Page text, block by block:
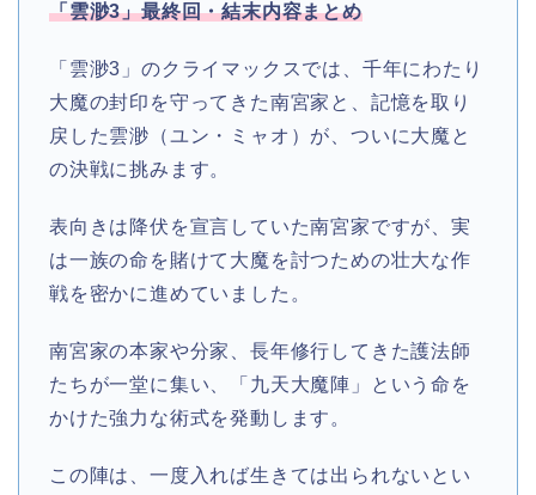
「雲渺3」最終回・結末内容まとめ
「雲渺3」のクライマックスでは、千年にわたり
大魔の封印を守ってきた南宮家と、記憶を取り
戻した雲渺（ユン・ミャオ）が、ついに大魔と
の決戦に挑みます。
表向きは降伏を宣言していた南宮家ですが、実
は一族の命を賭けて大魔を討つための壮大な作
戦を密かに進めていました。
南宮家の本家や分家、長年修行してきた護法師
たちが一堂に集い、「九天大魔陣」という命を
かけた強力な術式を発動します。
この陣は、一度入れば生きては出られないとい